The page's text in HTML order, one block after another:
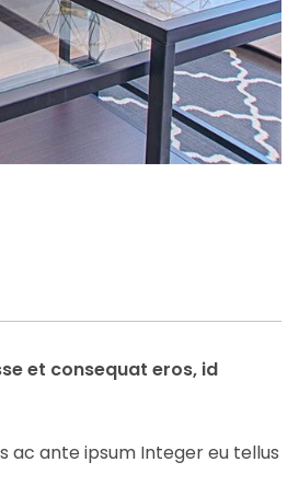
et consequat eros, id
ac ante ipsum Integer eu tellus